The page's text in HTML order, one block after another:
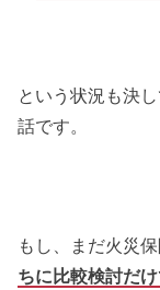
という状況も決
話です。
もし、まだ火災
ちに比較検討だ